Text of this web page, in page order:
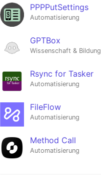
PPPPutSettings
Automatisierung
GPTBox
Wissenschaft & Bildung
Rsync for Tasker
Automatisierung
FileFlow
Automatisierung
Method Call
Automatisierung